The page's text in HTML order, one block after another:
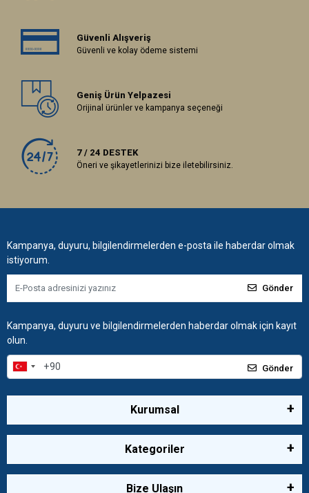
Güvenli Alışveriş
Güvenli ve kolay ödeme sistemi
Geniş Ürün Yelpazesi
Orijinal ürünler ve kampanya seçeneği
7 / 24 DESTEK
Öneri ve şikayetlerinizi bize iletebilirsiniz.
Kampanya, duyuru, bilgilendirmelerden e-posta ile haberdar olmak
istiyorum.
Gönder
Kampanya, duyuru ve bilgilendirmelerden haberdar olmak için kayıt
olun.
Gönder
Kurumsal
Kategoriler
Bize Ulaşın